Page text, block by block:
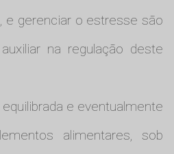
e gerenciar o estresse são
na regulação deste
e eventualmente
alimentares, sob